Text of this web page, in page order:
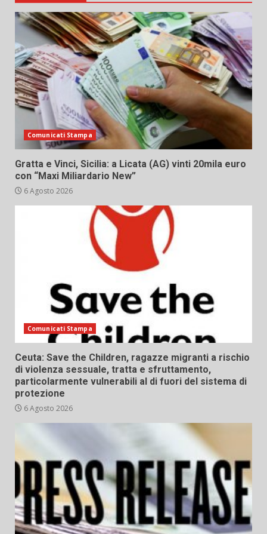
Comunicati Stampa
Gratta e Vinci, Sicilia: a Licata (AG) vinti 20mila euro
con “Maxi Miliardario New”
6 Agosto 2026
Comunicati Stampa
Ceuta: Save the Children, ragazze migranti a rischio
di violenza sessuale, tratta e sfruttamento,
particolarmente vulnerabili al di fuori del sistema di
protezione
6 Agosto 2026